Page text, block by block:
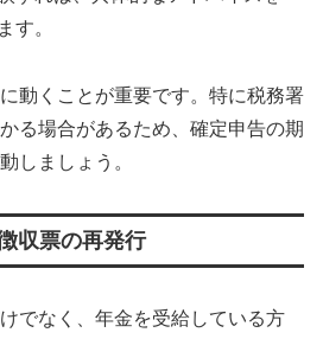
す。
動くことが重要です。特に税務署
る場合があるため、確定申告の期
しましょう。
収票の再発行
でなく、年金を受給している方